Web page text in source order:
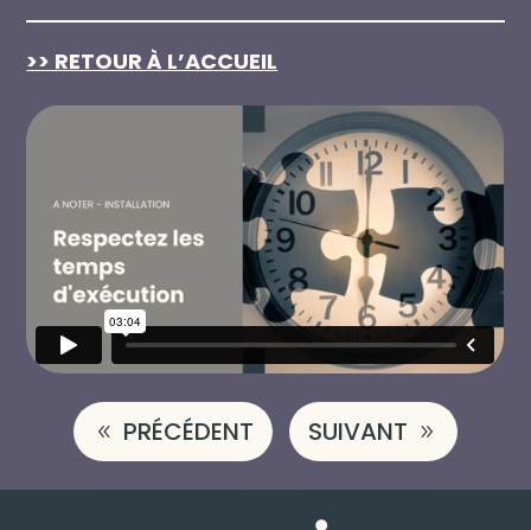
>> RETOUR À L’ACCUEIL
PRÉCÉDENT SUIVANT